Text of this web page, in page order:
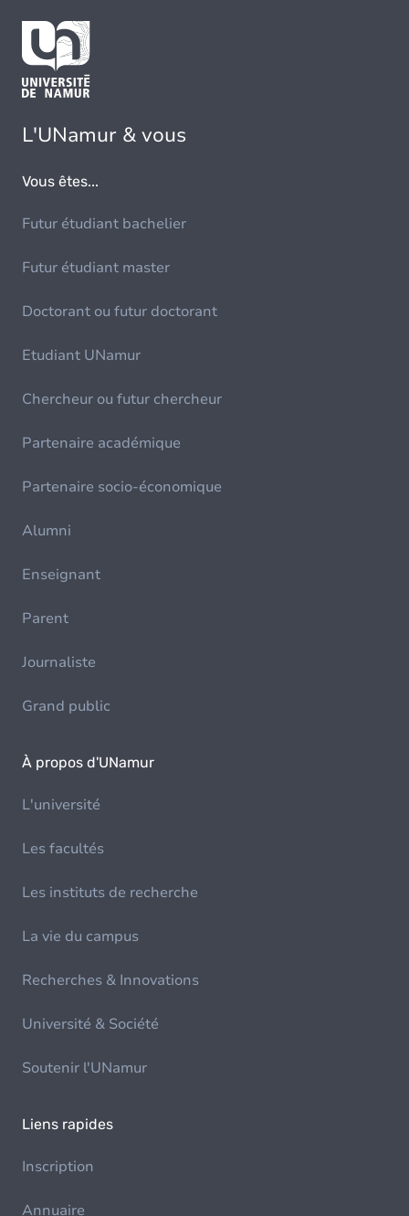
L'UNamur & vous
Vous êtes...
Futur étudiant bachelier
Futur étudiant master
Doctorant ou futur doctorant
Etudiant UNamur
Chercheur ou futur chercheur
Partenaire académique
Partenaire socio-économique
Alumni
Enseignant
Parent
Journaliste
Grand public
À propos d'UNamur
L'université
Les facultés
Les instituts de recherche
La vie du campus
Recherches & Innovations
Université & Société
Soutenir l'UNamur
Liens rapides
Inscription
Annuaire